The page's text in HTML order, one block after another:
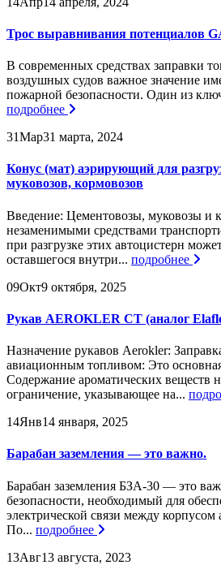
Трос выравнивания потенциалов
В современных средствах заправки
воздушных судов важное значение
пожарной безопасности. Один из
подробнее
31Мар31 марта, 2024
Конус (мат) аэрирующий для
муковозов, кормовозов
Введение: Цементовозы, муковозы и
незаменимыми средствами
при разгрузке этих автоцистерн
оставшегося внутри... подробнее
09Окт9 октября, 2025
Рукав AEROKLER CT (аналог
Назначение рукавов Aerokler:
авиационным топливом: Это
Содержание ароматических веществ
ограничение, указывающее на...
14Янв14 января, 2025
Барабан заземления — это важно.
Барабан заземления БЗА-30 — это
безопасности, необходимый для
электрической связи между
По... подробнее
13Авг13 августа, 2023